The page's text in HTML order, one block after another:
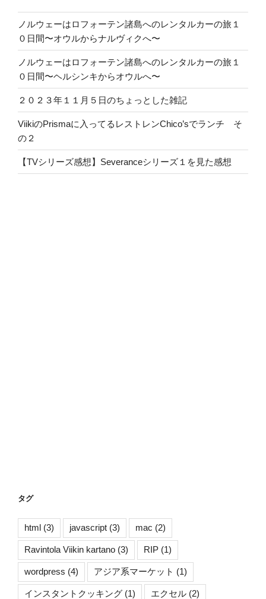
ノルウェーはロフォーテン諸島へのレンタルカーの旅１
０日間〜オウルからナルヴィクへ〜
ノルウェーはロフォーテン諸島へのレンタルカーの旅１
０日間〜ヘルシンキからオウルへ〜
２０２３年１１月５日のちょっとした雑記
ViikiのPrismaに入ってるレストレンChico’sでランチ そ
の２
【TVシリーズ感想】Severanceシリーズ１を見た感想
タグ
html (3) javascript (3) mac (2)
Ravintola Viikin kartano (3) RIP (1)
wordpress (4) アジア系マーケット (1)
インスタントクッキング (1) エクセル (2)